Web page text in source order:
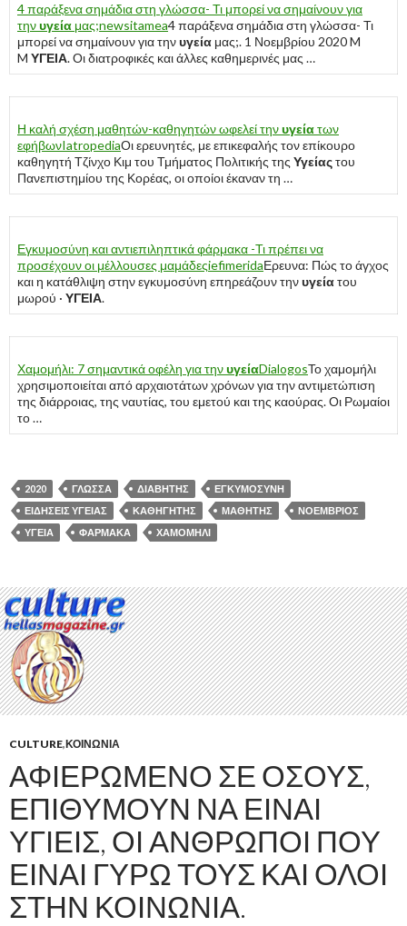
4 παράξενα σημάδια στη γλώσσα- Τι μπορεί να σημαίνουν για
τηνυγεία μας;newsitamea4 παράξενα σημάδια στη γλώσσα- Τι
μπορεί να σημαίνουν για τηνυγεία μας;. 1 Νοεμβρίου 2020 M
M ΥΓΕΙΑ. Οι διατροφικές και άλλες καθημερινές μας …
Η καλή σχέση μαθητών-καθηγητών ωφελεί τηνυγείατων
εφήβωνIatropediaΟι ερευνητές, με επικεφαλής τον επίκουρο
καθηγητή Τζίνχο Κιμ του Τμήματος Πολιτικής της Υγείαςτου
Πανεπιστημίου της Κορέας, οι οποίοι έκαναν τη …
Εγκυμοσύνη και αντιεπιληπτικά φάρμακα -Τι πρέπει να
προσέχουν οι μέλλουσες μαμάδεςiefimeridaΕρευνα: Πώς το άγχος
και η κατάθλιψη στην εγκυμοσύνη επηρεάζουν τηνυγείατου
μωρού · ΥΓΕΙΑ.
Χαμομήλι: 7 σημαντικά οφέλη για τηνυγείαDialogosΤο χαμομήλι
χρησιμοποιείται από αρχαιοτάτων χρόνων για την αντιμετώπιση
της διάρροιας, της ναυτίας, του εμετού και της καούρας. Οι Ρωμαίοι
το …
2020 ΓΛΏΣΣΑ ΔΙΑΒΉΤΗΣ
ΕΓΚΥΜΟΣΎΝΗ
ΕΙΔΉΣΕΙΣ ΥΓΕΊΑΣ
ΚΑΘΗΓΗΤΉΣ ΜΑΘΗΤΉΣ
ΝΟΈΜΒΡΙΟΣ
ΥΓΕΊΑ
ΦΆΡΜΑΚΑ ΧΑΜΟΜΉΛΙ
CULTURE,ΚΟΙΝΩΝΊΑ
ΑΦΙΕΡΩΜΈΝΟ ΣΕ ΌΣΟΥΣ,
ΕΠΙΘΥΜΟΎΝ ΝΑ ΕΊΝΑΙ
ΥΓΙΕΊΣ, ΟΙ ΆΝΘΡΩΠΟΙ ΠΟΥ
ΕΊΝΑΙ ΓΎΡΩ ΤΟΥΣ ΚΑΙ ΌΛΟΙ
ΣΤΗΝ ΚΟΙΝΩΝΊΑ.